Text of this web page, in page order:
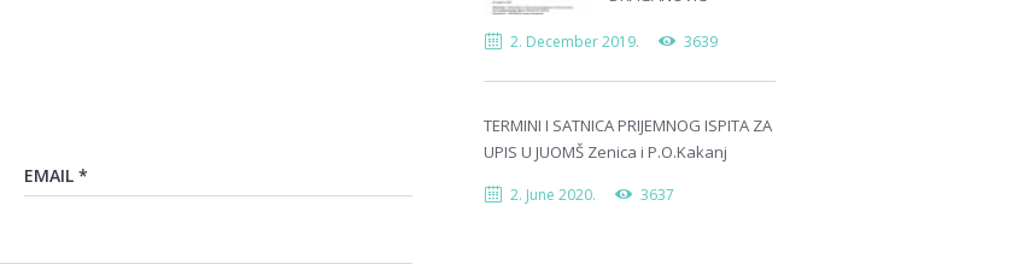
2. December 2019. 3639
TERMINI I SATNICA PRIJEMNOG ISPITA ZA
UPIS U JUOMŠ Zenica i P.O.Kakanj
2. June 2020. 3637